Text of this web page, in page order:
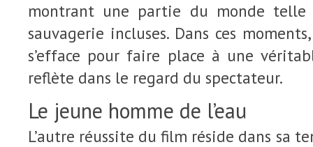
montrant une partie du monde telle
sauvagerie incluses. Dans ces
s’efface pour faire place à une
reflète dans le regard du spectateur.
Le jeune homme de l’eau
L’autre réussite du film réside dans sa